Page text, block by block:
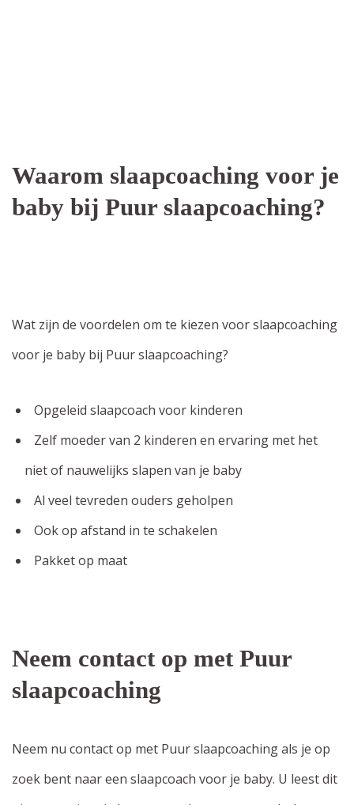
Waarom slaapcoaching voor je
baby bij Puur slaapcoaching?
Wat zijn de voordelen om te kiezen voor slaapcoaching
voor je baby bij Puur slaapcoaching?
Opgeleid slaapcoach voor kinderen
Zelf moeder van 2 kinderen en ervaring met het
niet of nauwelijks slapen van je baby
Al veel tevreden ouders geholpen
Ook op afstand in te schakelen
Pakket op maat
Neem contact op met Puur
slaapcoaching
Neem nu contact op met Puur slaapcoaching als je op
zoek bent naar een slaapcoach voor je baby. U leest dit